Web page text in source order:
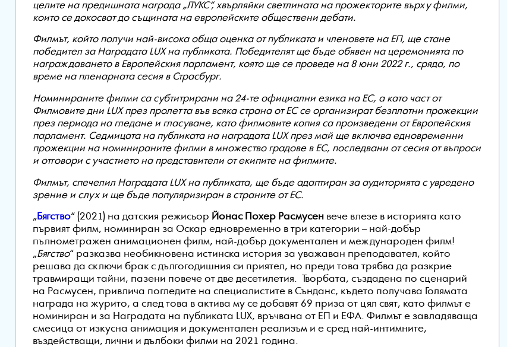
целите на предишната награда „ЛУКС“, хвърляйки светлината на прожекторите върху филми,
които се докосват до същината на европейските обществени дебати.
Филмът, който получи най-висока обща оценка от публиката и членовете на ЕП, ще стане
победител за Наградата LUX на публиката. Победителят ще бъде обявен на церемонията по
награждаването в Европейския парламент, която ще се проведе на 8 юни 2022 г., сряда, по
време на пленарната сесия в Страсбург.
Номинираните филми са субтитрирани на 24-те официални езика на ЕС, а като част от
Филмовите дни LUX през пролетта във всяка страна от ЕС се организират безплатни прожекции
през периода на гледане и гласуване, като филмовите копия са произведени от Европейския
парламент. Седмицата на публиката на наградата LUX през май ще включва едновременни
прожекции на номинираните филми в множество градове в ЕС, последвани от сесия от въпроси
и отговори с участието на представители от екипите на филмите.
Филмът, спечелил Наградата LUX на публиката, ще бъде адаптиран за аудиторията с увредено
зрение и слух и ще бъде популяризиран в страните от ЕС.
„ Бягство“ (2021) на датския режисьор Йонас Похер Расмусен вече влезе в историята като
първият филм, номиниран за Оскар едновременно в три категории – най-добър
пълнометражен анимационен филм, най-добър документален и международен филм!
„Бягство“ разказва необикновена истинска история за уважаван преподавател, който
решава да сключи брак с дългогодишния си приятел, но преди това трябва да разкрие
травмиращи тайни, пазени повече от две десетилетия. Творбата, създадена по сценарий
на Расмусен, привлича погледите на специалистите в Сънданс, където получава Голямата
награда на журито, а след това в актива му се добавят 69 приза от цял свят, като филмът е
номиниран и за Наградата на публиката LUX, връчвана от ЕП и ЕФА. Филмът е завладяваща
смесица от изкусна анимация и документален реализъм и е сред най-интимните,
въздействащи, лични и дълбоки филми на 2021 година.